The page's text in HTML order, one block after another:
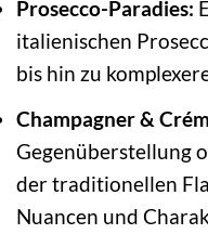
Prosecco-Paradies:
italienischen
bis hin zu
Champagner &
Gegenüberstellung
der traditionellen
Nuancen und